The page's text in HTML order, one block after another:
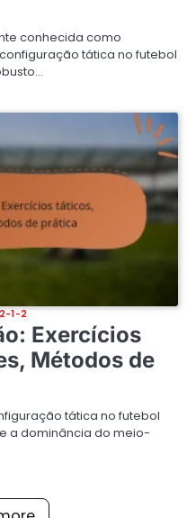
conhecida como
tática no futebol
2-1-2
Exercícios
Métodos de
tática no futebol
a dominância do meio-